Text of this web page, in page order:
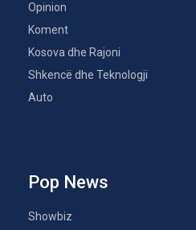
Opinion
Koment
Kosova dhe Rajoni
Shkencë dhe Teknologji
Auto
Pop News
Showbiz